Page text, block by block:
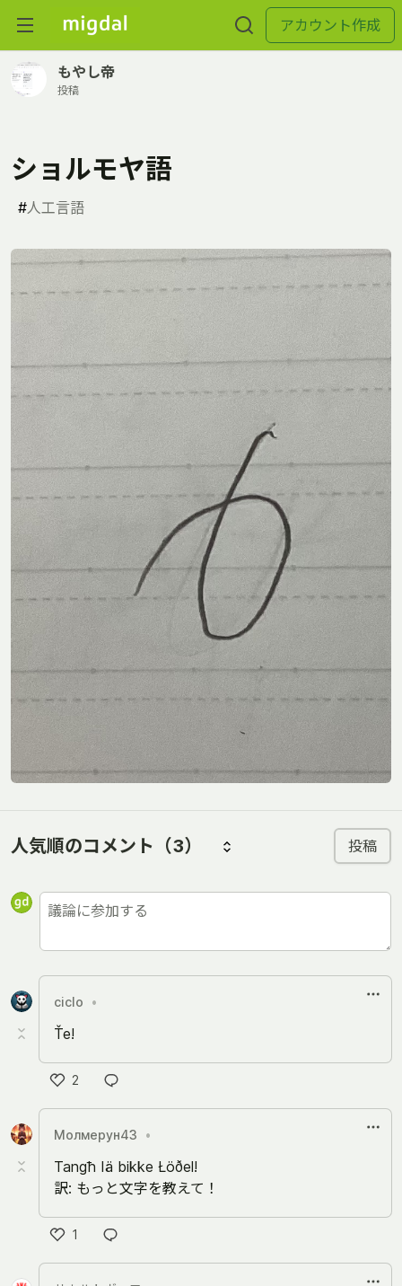
アカウント作成
もやし帝
投稿
ショルモヤ語
#人工言語
人気順のコメント （3） 投稿
ciclo •
Ťe!
2
い
ね
Молмерун43 •
Tangħ Iä bikke Łöðel!
訳: もっと文字を教えて！
1
い